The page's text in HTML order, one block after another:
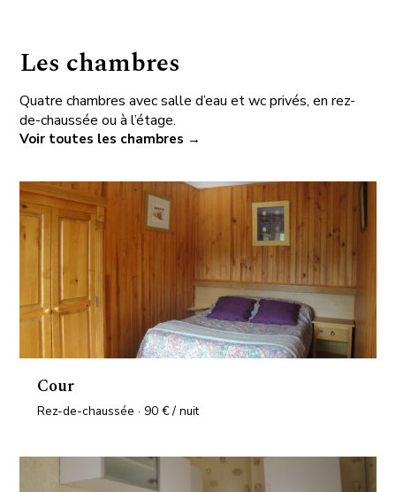
Les chambres
Quatre chambres avec salle d’eau et wc privés, en rez-
de-chaussée ou à l’étage.
Voir toutes les chambres →
Cour
Rez-de-chaussée · 90 € / nuit